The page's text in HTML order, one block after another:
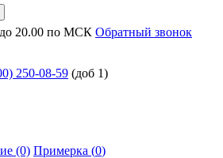
20.00 по МСК Обратный звонок
250-08-59 (доб 1)
(0) Примерка (0)